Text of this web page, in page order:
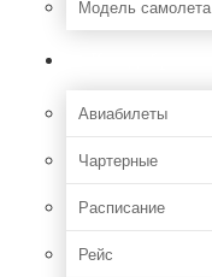
Модель самолета
Авиабилеты
Чартерные
Расписание
Рейс